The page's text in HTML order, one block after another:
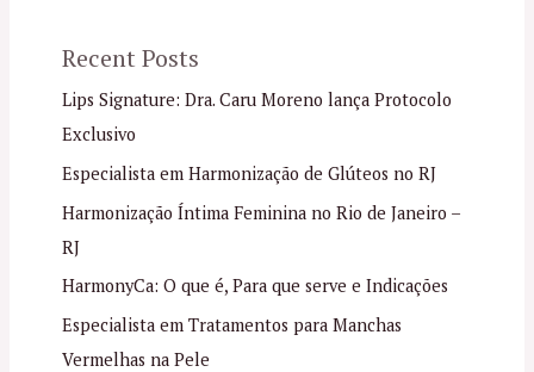
Recent Posts
Lips Signature: Dra. Caru Moreno lança Protocolo
Exclusivo
Especialista em Harmonização de Glúteos no RJ
Harmonização Íntima Feminina no Rio de Janeiro –
RJ
HarmonyCa: O que é, Para que serve e Indicações
Especialista em Tratamentos para Manchas
Vermelhas na Pele